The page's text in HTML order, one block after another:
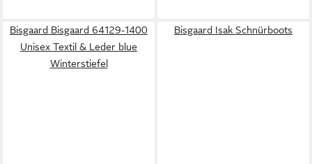
Bisgaard Bisgaard 64129-1400
Unisex Textil & Leder blue
Winterstiefel
Bisgaard Isak Schnürboots